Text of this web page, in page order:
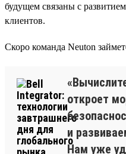
будущем связаны с
клиентов.
Скоро команда Neuton
откроет
и
Нам уже